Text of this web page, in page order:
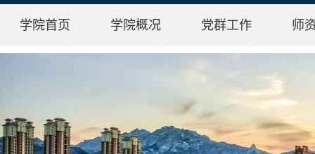
学院首页 学院概况 党群工作 师